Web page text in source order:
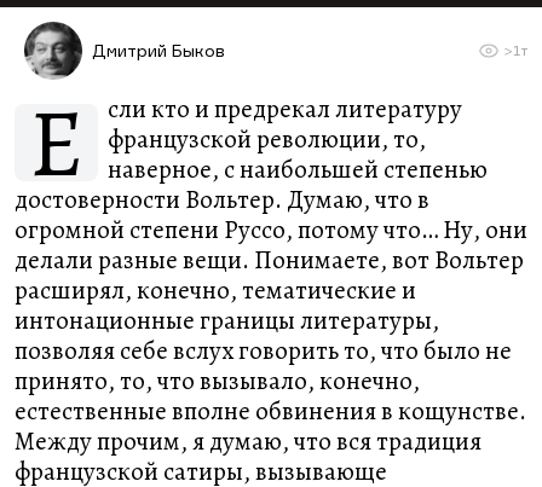
Дмитрий Быков >1т
Е
сли кто и предрекал литературу
французской революции, то,
наверное, с наибольшей степенью
достоверности Вольтер. Думаю, что в
огромной степени Руссо, потому что… Ну, они
делали разные вещи. Понимаете, вот Вольтер
расширял, конечно, тематические и
интонационные границы литературы,
позволяя себе вслух говорить то, что было не
принято, то, что вызывало, конечно,
естественные вполне обвинения в кощунстве.
Между прочим, я думаю, что вся традиция
французской сатиры, вызывающе